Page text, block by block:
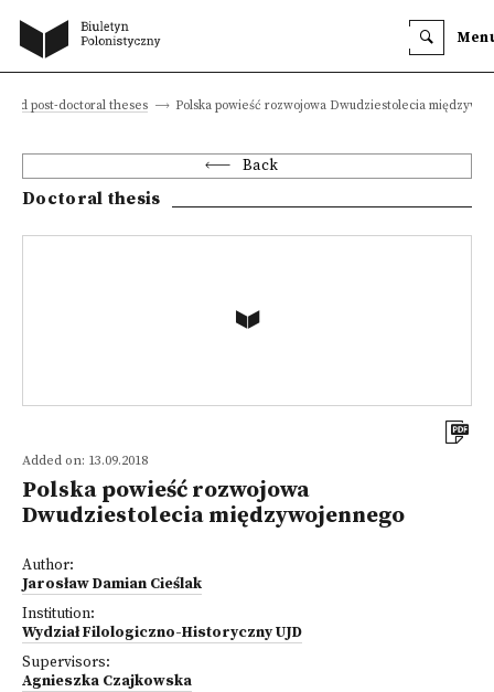
and post-doctoral theses Polska powieść rozwojowa Dwudziestolecia
Back
Doctoral thesis
Added on: 13.09.2018
Polska powieść rozwojowa
Dwudziestolecia międzywojennego
Author:
Jarosław Damian Cieślak
Institution:
Wydział Filologiczno-Historyczny UJD
Supervisors:
Agnieszka Czajkowska